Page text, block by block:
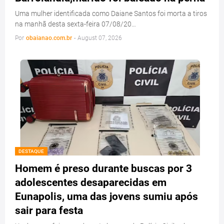
Uma mulher identificada como Daiane Santos foi morta a tiros
na manhã desta sexta-feira 07/08/20…
Por obaianao.com.br - August 07, 2026
DESTAQUE
Homem é preso durante buscas por 3
adolescentes desaparecidas em
Eunapolis, uma das jovens sumiu após
sair para festa